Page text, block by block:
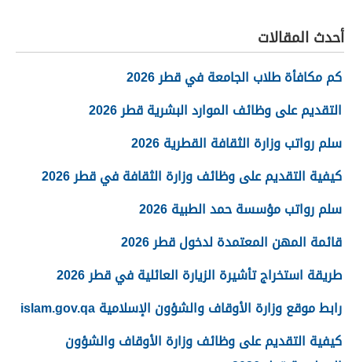
أحدث المقالات
كم مكافأة طلاب الجامعة في قطر 2026
التقديم على وظائف الموارد البشرية قطر 2026
سلم رواتب وزارة الثقافة القطرية 2026
كيفية التقديم على وظائف وزارة الثقافة في قطر 2026
سلم رواتب مؤسسة حمد الطبية 2026
قائمة المهن المعتمدة لدخول قطر 2026
طريقة استخراج تأشيرة الزيارة العائلية في قطر 2026
رابط موقع وزارة الأوقاف والشؤون الإسلامية islam.gov.qa
كيفية التقديم على وظائف وزارة الأوقاف والشؤون